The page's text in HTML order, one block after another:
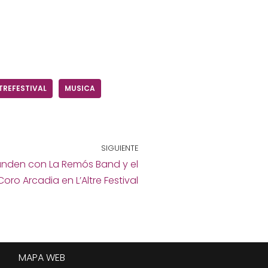
MUSICA
SIGUIENTE
con La Remós Band y el
Arcadia en L’Altre Festival
MAPA WEB